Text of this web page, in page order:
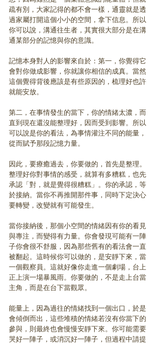
疏有別，大家記得的都不會一樣，通靈就是透
過家屬打開這個小小的空間，拿下信息。所以
你可以說，溝通往生者，其實很大部分是在溝
通某部分的記憶與你的意識。
記憶本身對人的影響來自於：第一，你覺得它
會對你做成影響，你就讓你相信的成真。當然
這個覺得背後應該是有些原因的，梳理好也許
就能安放。
第二，在事情發生的當下，你的情緒太濃，而
直到現在還沒能整理好，因而受到影響。所以
可以說是你的看法，為事情灌注不同的能量，
從而賦予那段記憶力量。
因此，要療癒過去，你要做的，首先是整理。
整理好你對事情的感受，就算有多糟糕，也先
承認「對，就是覺得很糟糕」。你的承認，等
於接納。當你不再推開那件事，同時下定決心
要轉變，改變就有可能發生。
當你接納後，那個小空間的情緒因有你的看見
與專注，而變得有力量。你會發現可能有一陣
子你會很不舒服，因為那些舊有的看法會一直
被翻起。這時候你可以做的，是安靜下來，當
一個觀察員。這就好像你走進一個劇場，台上
正上演一場暴風雨。你要做的，不是走上台當
主角，而是在台下當觀眾。
能量上，因為過往的情緒找到一個出口，於是
會傾倒而出，這些堆積的情緒若沒有你當下的
參與，則最終也會慢慢安靜下來。你可能需要
哭好一陣子，或消沉好一陣子，但過程中請提